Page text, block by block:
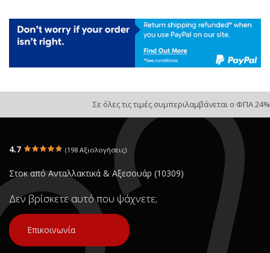
Σε όλες τις τιμές συμπεριλαμβάνεται ο ΦΠΑ 24%
4.7 (198 Αξιολογήσεις)
Στοκ από Ανταλλακτικά & Αξεσουάρ (10309)
Δεν βρίσκετε αυτό που ψάχνετε;
Επικοινωνία